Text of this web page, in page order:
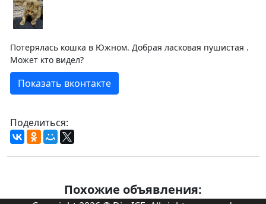
Потерялась кошка в Южном. Добрая ласковая пушистая .
Может кто видел?
Показать вконтакте
Поделиться:
Похожие объявления: